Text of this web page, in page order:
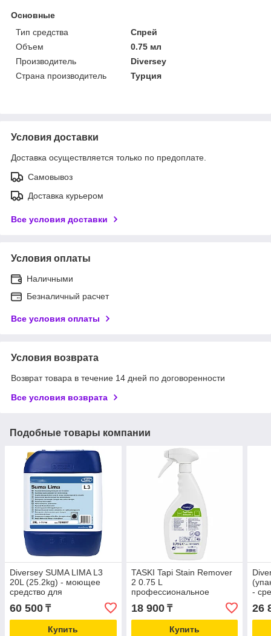
Основные
Тип средства
Спрей
Объем
0.75 мл
Производитель
Diversey
Страна производитель
Турция
Условия доставки
Доставка осуществляется только по предоплате.
Самовывоз
Доставка курьером
Все условия доставки
Условия оплаты
Наличными
Безналичный расчет
Все условия оплаты
Условия возврата
Возврат товара в течение 14 дней по договоренности
Все условия возврата
Подобные товары компании
Diversey SUMA LIMA L3
20L (25.2kg) - моющее
средство для
посудомоечных машин
60 500 ₸
Купить
TASKI Tapi Stain Remover
2 0.75 L
профессиональное
средство для удаления
пятен с ковров, текстиля и
мягкой мебели
18 900₸
Купить
-
26